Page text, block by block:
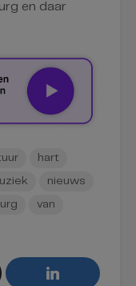
en daar
hart
nieuws
van